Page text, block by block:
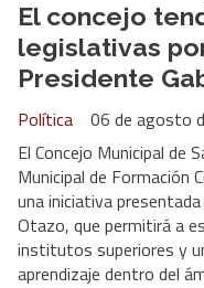
El concejo
legislativas
Presidente
Política
06 de agosto
El Concejo Municipal de
Municipal de Formación
una iniciativa
Otazo, que permitirá a
institutos superiores y
aprendizaje dentro del